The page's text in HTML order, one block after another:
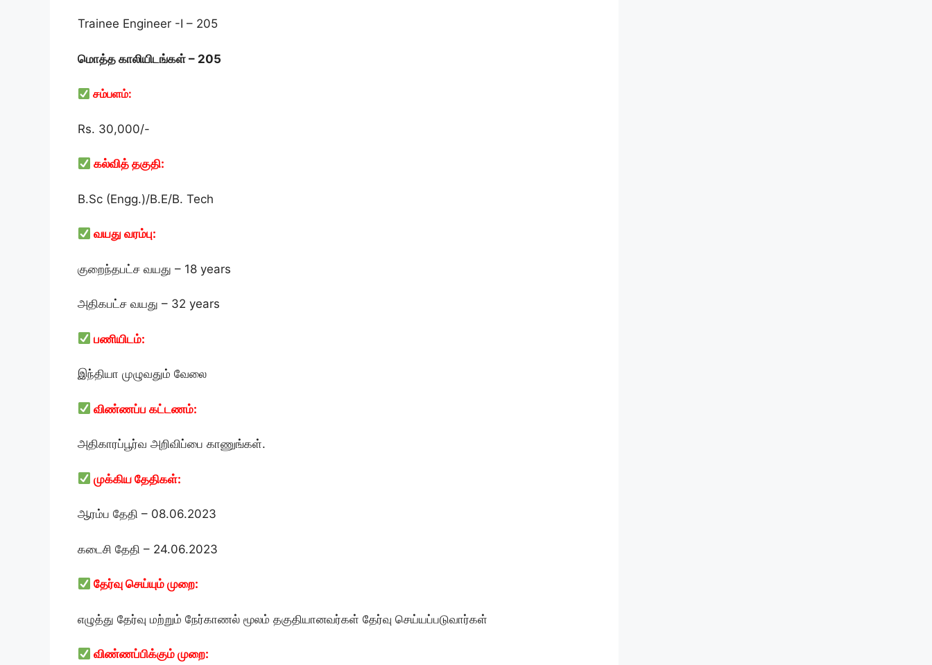
Trainee Engineer -I – 205
மொத்த காலியிடங்கள் – 205
சம்பளம்:
Rs. 30,000/-
கல்வித் தகுதி:
B.Sc (Engg.)/B.E/B. Tech
வயது வரம்பு:
குறைந்தபட்ச வயது – 18 years
அதிகபட்ச வயது – 32 years
பணியிடம்:
இந்தியா முழுவதும் வேலை
விண்ணப்ப கட்டணம்:
அதிகாரப்பூர்வ அறிவிப்பை காணுங்கள்.
முக்கிய தேதிகள்:
ஆரம்ப தேதி – 08.06.2023
கடைசி தேதி – 24.06.2023
தேர்வு செய்யும் முறை:
எழுத்து தேர்வு மற்றும் நேர்காணல் மூலம் தகுதியானவர்கள் தேர்வு செய்யப்படுவார்கள்
விண்ணப்பிக்கும் முறை: